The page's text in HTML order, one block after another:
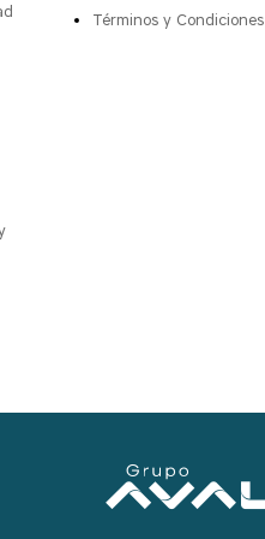
Términos y Condiciones